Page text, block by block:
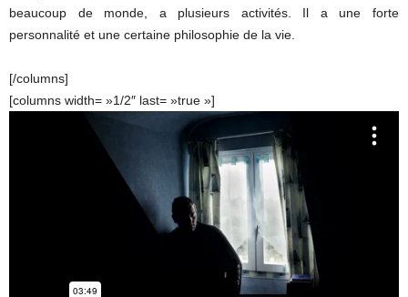
beaucoup de monde, a plusieurs activités. Il a une forte
personnalité et une certaine philosophie de la vie.
[/columns]
[columns width= »1/2″ last= »true »]